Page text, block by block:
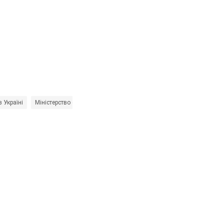
Україні Міністерство оборони України